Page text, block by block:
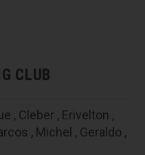
CLUB
, Cleber , Erivelton ,
, Michel , Geraldo ,